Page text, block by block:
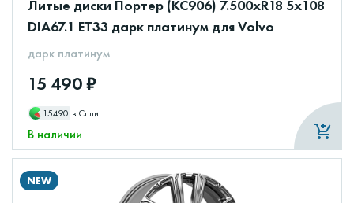
Литые диски Портер (КС906) 7.500xR18 5x108
DIA67.1 ET33 дарк платинум для Volvo
дарк платинум
15 490 ₽
15490 в Сплит
В наличии
NEW